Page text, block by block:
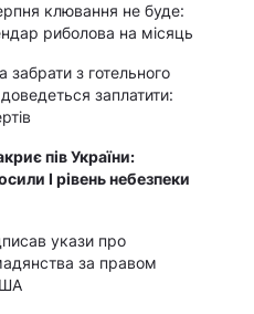
клювання не буде:
риболова на місяць
з готельного
заплатити:
пів України:
І рівень небезпеки
укази про
за правом